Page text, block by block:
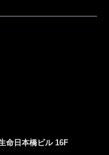
命日本橋ビル 16F